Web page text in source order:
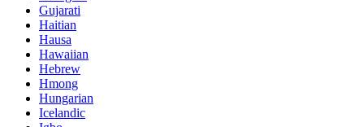
Gujarati
Haitian
Hausa
Hawaiian
Hebrew
Hmong
Hungarian
Icelandic